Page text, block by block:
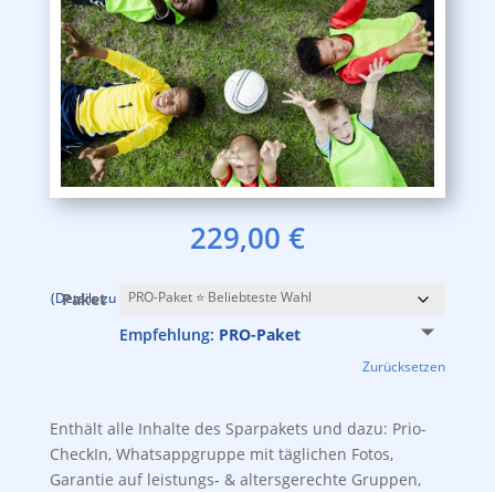
229,00 €
inkl. 19 % MwSt.zzgl.Versandkosten
(Details zu den Paketen findest Du weiter oben auf dieser Seite.)
Paket
Empfehlung: PRO-Paket
Zurücksetzen
Enthält alle Inhalte des Sparpakets und dazu: Prio-
CheckIn, Whatsappgruppe mit täglichen Fotos,
Garantie auf leistungs- & altersgerechte Gruppen,